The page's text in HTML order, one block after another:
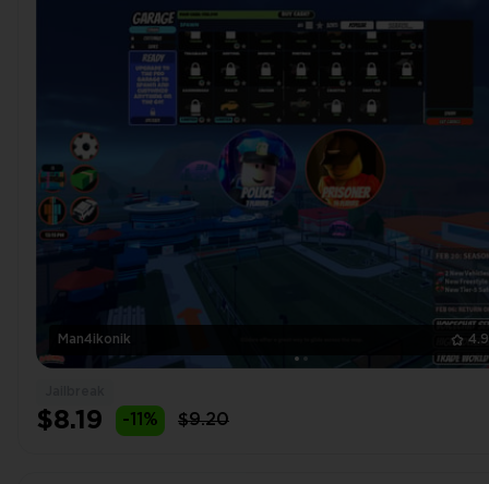
Man4ikonik
$8.19 -11% $9.20